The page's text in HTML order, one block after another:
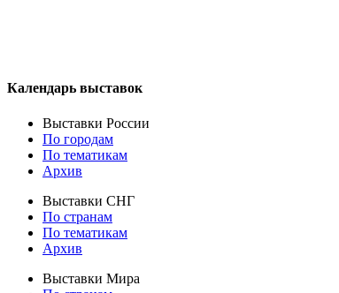
Календарь выставок
Выставки России
По городам
По тематикам
Архив
Выставки СНГ
По странам
По тематикам
Архив
Выставки Мира